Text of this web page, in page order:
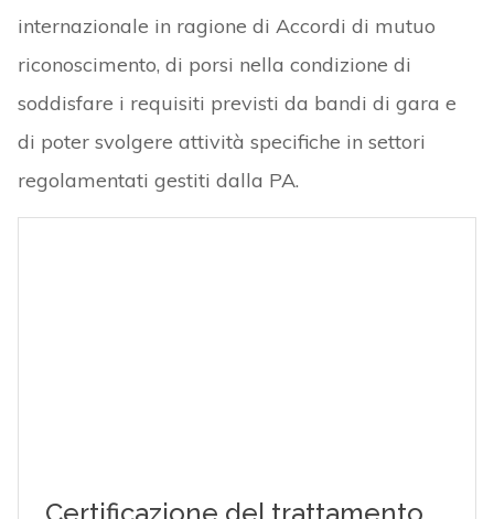
internazionale in ragione di Accordi di mutuo
riconoscimento, di porsi nella condizione di
soddisfare i requisiti previsti da bandi di gara e
di poter svolgere attività specifiche in settori
regolamentati gestiti dalla PA.